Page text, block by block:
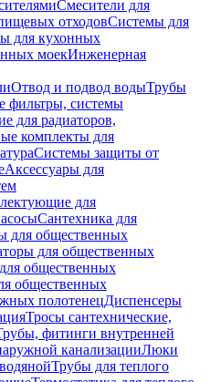
Смесители для
отходовСистемы для
для кухонных
моекИнженерная
Отвод и подвод водыТрубы
фильтры, системы
для радиаторов,
комплекты для
Системы защиты от
Аксессуары для
для
Сантехника для
для общественных
для общественных
общественных
общественных
полотенецДиспенсеры
Тросы сантехнические,
фитинги внутренней
канализацииЛюки
Трубы для теплого